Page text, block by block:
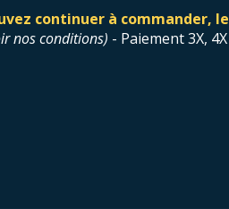
continuer à commander,
nos conditions) - Paiement 3X,